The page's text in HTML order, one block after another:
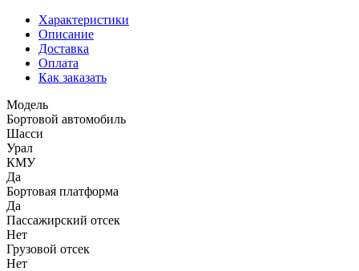
Характеристики
Описание
Доставка
Оплата
Как заказать
Модель
Бортовой автомобиль
Шасси
Урал
КМУ
Да
Бортовая платформа
Да
Пассажирский отсек
Нет
Грузовой отсек
Нет